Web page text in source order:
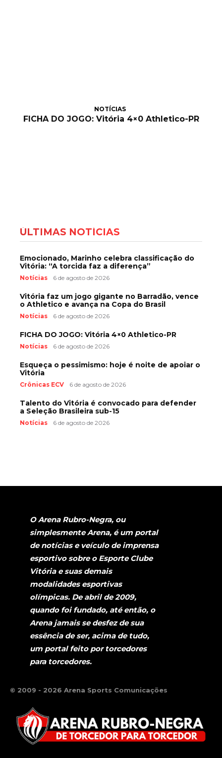
NOTÍCIAS
FICHA DO JOGO: Vitória 4×0 Athletico-PR
ÚLTIMAS NOTÍCIAS
Emocionado, Marinho celebra classificação do
Vitória: “A torcida faz a diferença”
Notícias 6 de agosto de 2026
Vitória faz um jogo gigante no Barradão, vence
o Athletico e avança na Copa do Brasil
Notícias 6 de agosto de 2026
FICHA DO JOGO: Vitória 4×0 Athletico-PR
Notícias 6 de agosto de 2026
Esqueça o pessimismo: hoje é noite de apoiar o
Vitória
Crônicas ECV 6 de agosto de 2026
Talento do Vitória é convocado para defender
a Seleção Brasileira sub-15
Notícias 6 de agosto de 2026
O Arena Rubro-Negra, ou
simplesmente Arena, é um portal
de notícias e veículo de imprensa
esportivo sobre o Esporte Clube
Vitória e suas demais
modalidades esportivas
olímpicas. De abril de 2009,
quando foi fundado, até então, o
Arena jamais se desfez de sua
essência de ser, acima de tudo,
um portal feito por torcedores
para torcedores.
© 2009 - 2026 Arena Sports Comunicações